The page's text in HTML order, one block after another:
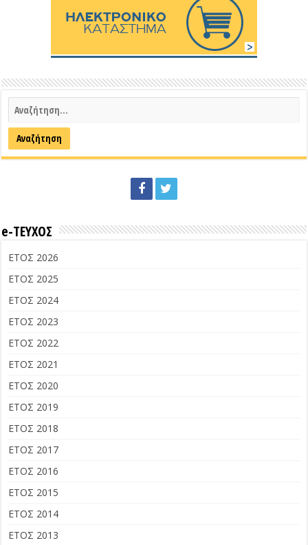
e-ΤΕΥΧΟΣ
ΕΤΟΣ 2026
ΕΤΟΣ 2025
ΕΤΟΣ 2024
ΕΤΟΣ 2023
ΕΤΟΣ 2022
ΕΤΟΣ 2021
ΕΤΟΣ 2020
ΕΤΟΣ 2019
ΕΤΟΣ 2018
ΕΤΟΣ 2017
ΕΤΟΣ 2016
ΕΤΟΣ 2015
ΕΤΟΣ 2014
ΕΤΟΣ 2013